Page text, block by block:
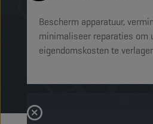
Bescherm apparatuur,
minimaliseer reparaties om
eigendomskosten te